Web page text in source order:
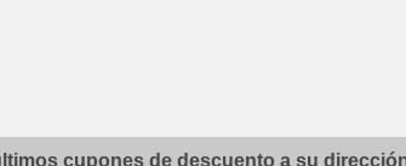
cupones de descuento a su